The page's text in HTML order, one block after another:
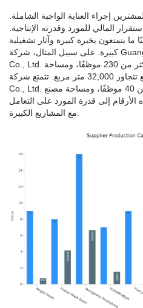
إجراء العناية الواجبة الشاملة.
المالي للمورد وقدرته الإنتاجية.
ما يتمتعون بخبرة كبيرة وآثار تشغيلية
كبيرة. على سبيل المثال، شركة Guangdong Chuanghong Furniture
Co., Ltd. تتمتع بـ 16 عامًا من الخبرة، وأكثر من 230 موظفًا، ومساحة
المصنع تتجاوز 32,000 متر مربع. تتمتع شركة Ningbo Taisen Furniture
Co., Ltd. بـ 9 سنوات من الخبرة، وأكثر من 40 موظفًا، ومساحة مصنع
هذه الأرقام إلى قدرة المورد على التعامل